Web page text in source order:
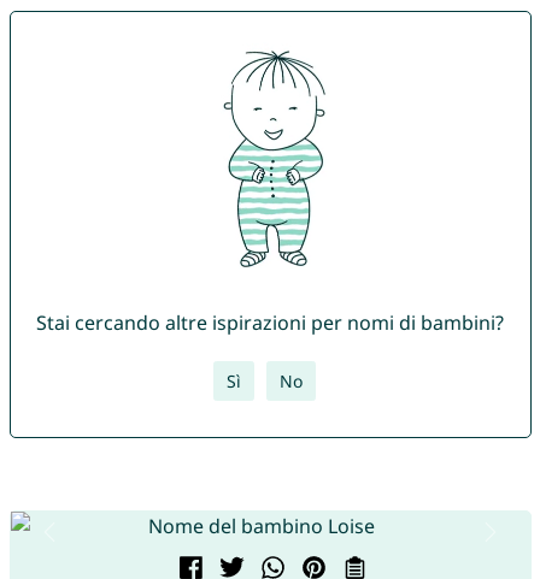
Stai cercando altre ispirazioni per nomi di bambini?
Sì No